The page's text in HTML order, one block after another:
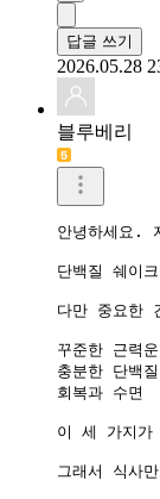
답글 쓰기
2026.05.28
블루베리
안녕하세요.
단백질 쉐이
다만 중요한
꾸준한 근력
충분한 단백
회복과 수면
이 세 가지가
그래서 식사